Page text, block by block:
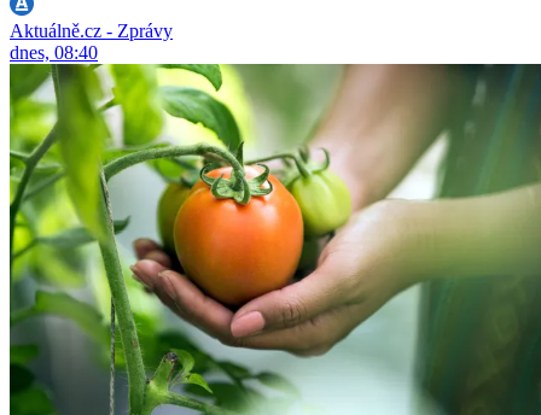
Aktuálně.cz - Zprávy
dnes, 08:40